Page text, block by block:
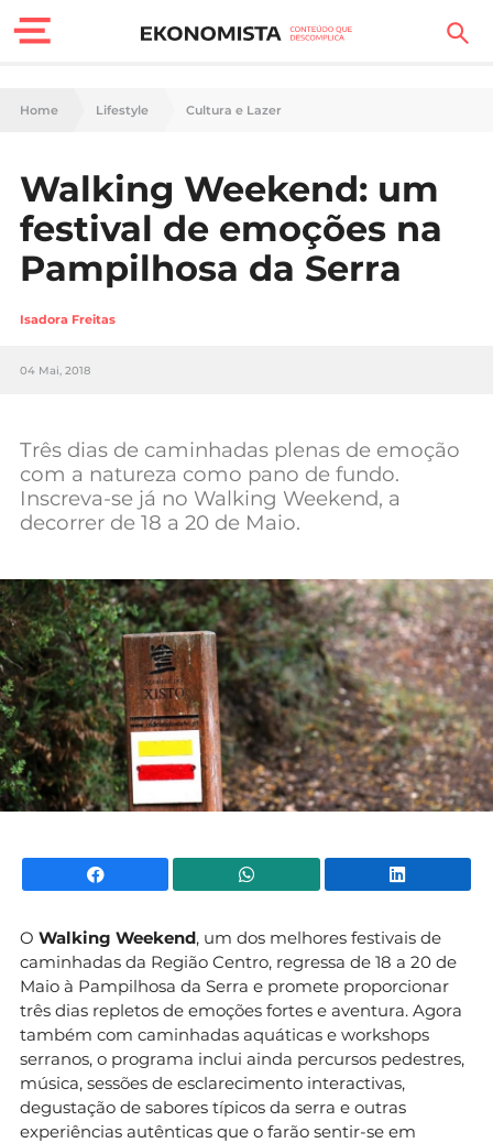
Finanças Pessoais
Carreira
Casa
Lifestyle
Sociedade
Negócios
Mundial 2026
Home Lifestyle Cultura e Lazer
Walking Weekend: um
festival de emoções na
Pampilhosa da Serra
Isadora Freitas
04 Mai, 2018
Três dias de caminhadas plenas de emoção
com a natureza como pano de fundo.
Inscreva-se já no Walking Weekend, a
decorrer de 18 a 20 de Maio.
Facebook WhatsApp
O Walking Weekend, um dos melhores festivais de
caminhadas da Região Centro, regressa de 18 a 20 de
Maio à Pampilhosa da Serra e promete proporcionar
três dias repletos de emoções fortes e aventura. Agora
também com caminhadas aquáticas e workshops
serranos, o programa inclui ainda percursos pedestres,
música, sessões de esclarecimento interactivas,
degustação de sabores típicos da serra e outras
experiências autênticas que o farão sentir-se em